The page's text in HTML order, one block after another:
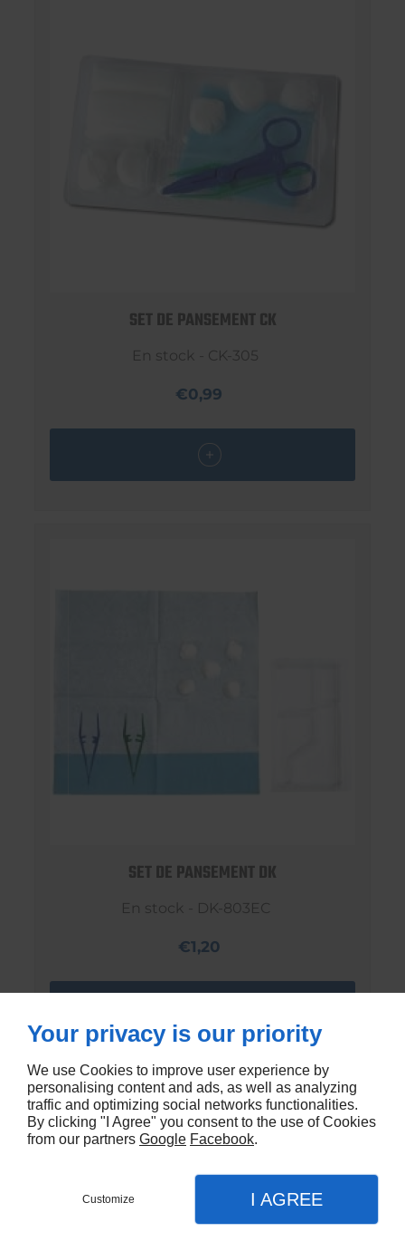
SET DE PANSEMENT CK
En stock - CK-305
€0,99
SET DE PANSEMENT DK
En stock - DK-803EC
€1,20
Your privacy is our priority
We use Cookies to improve user experience by
personalising content and ads, as well as analyzing
traffic and optimizing social networks functionalities.
By clicking "I Agree" you consent to the use of Cookies
from our partners Google Facebook.
Customize I AGREE